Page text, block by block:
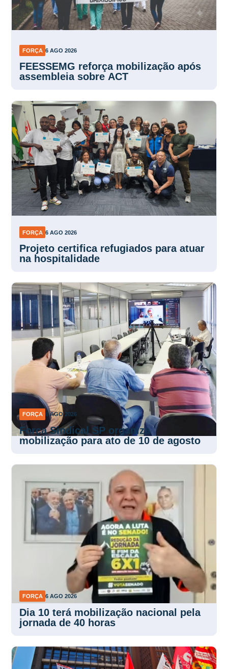
FORÇA 6 AGO 2026
FEESSEMG reforça mobilização após
assembleia sobre ACT
FORÇA 6 AGO 2026
Projeto certifica refugiados para atuar
na hospitalidade
FORÇA 6 AGO 2026
Força Sindical SP organiza
mobilização para ato de 10 de agosto
FORÇA 6 AGO 2026
Dia 10 terá mobilização nacional pela
jornada de 40 horas